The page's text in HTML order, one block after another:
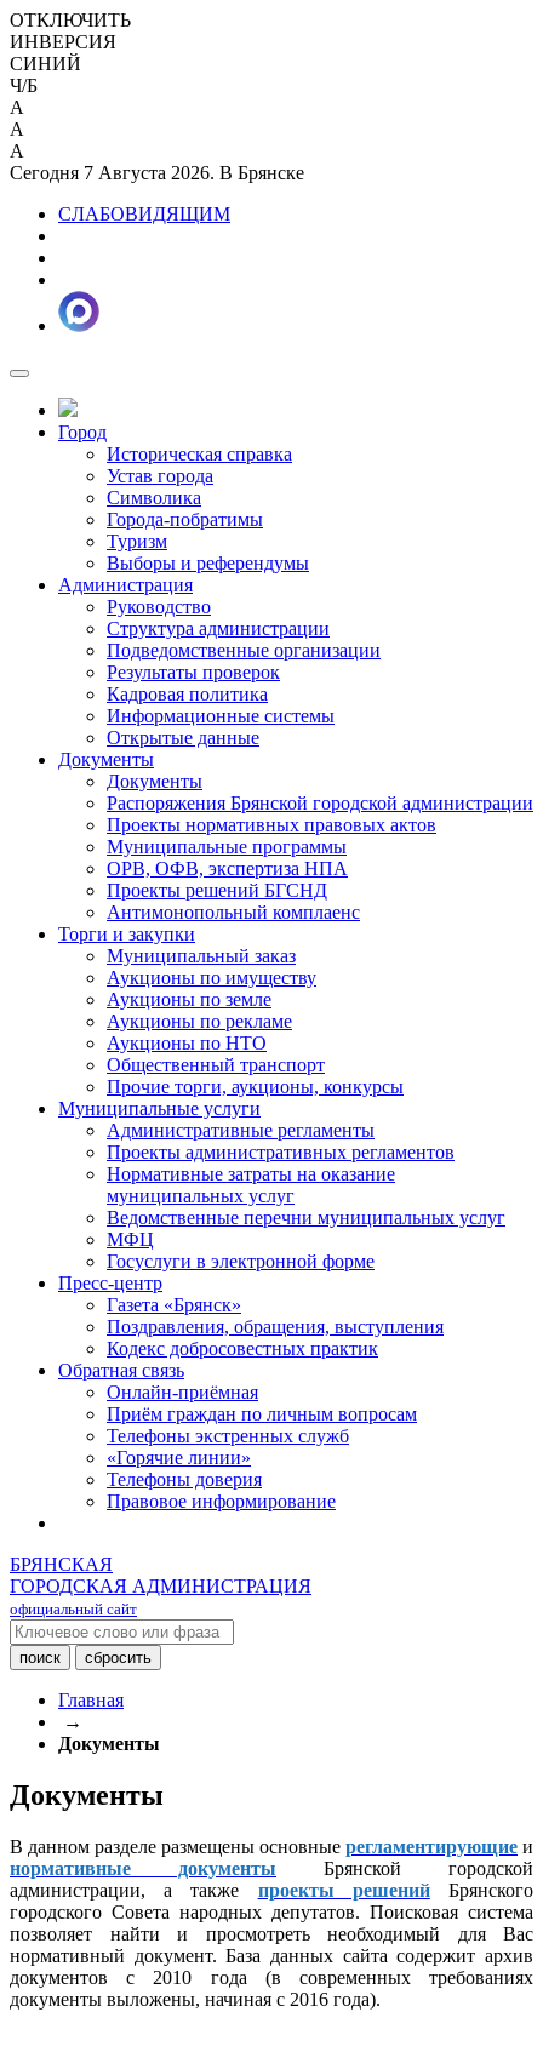
ОТКЛЮЧИТЬ
ИНВЕРСИЯ
СИНИЙ
Ч/Б
A
A
A
Сегодня 7 Августа 2026. В Брянске
СЛАБОВИДЯЩИМ
Город
Историческая справка
Устав города
Символика
Города-побратимы
Туризм
Выборы и референдумы
Администрация
Руководство
Структура администрации
Подведомственные организации
Результаты проверок
Кадровая политика
Информационные системы
Открытые данные
Документы
Документы
Распоряжения Брянской городской администрации
Проекты нормативных правовых актов
Муниципальные программы
ОРВ, ОФВ, экспертиза НПА
Проекты решений БГСНД
Антимонопольный комплаенс
Торги и закупки
Муниципальный заказ
Аукционы по имуществу
Аукционы по земле
Аукционы по рекламе
Аукционы по НТО
Общественный транспорт
Прочие торги, аукционы, конкурсы
Муниципальные услуги
Административные регламенты
Проекты административных регламентов
Нормативные затраты на оказание
муниципальных услуг
Ведомственные перечни муниципальных услуг
МФЦ
Госуслуги в электронной форме
Пресс-центр
Газета «Брянск»
Поздравления, обращения, выступления
Кодекс добросовестных практик
Обратная связь
Онлайн-приёмная
Приём граждан по личным вопросам
Телефоны экстренных служб
«Горячие линии»
Телефоны доверия
Правовое информирование
БРЯНСКАЯ
ГОРОДСКАЯ АДМИНИСТРАЦИЯ
официальный сайт
Главная
→
Документы
Документы
В данном разделе размещены основные регламентирующие и
нормативные документы Брянской городской
администрации, а также проекты решенийБрянского
городского Совета народных депутатов. Поисковая система
позволяет найти и просмотреть необходимый для Вас
нормативный документ. База данных сайта содержит архив
документов с 2010 года (в современных требованиях
документы выложены, начиная с 2016 года).